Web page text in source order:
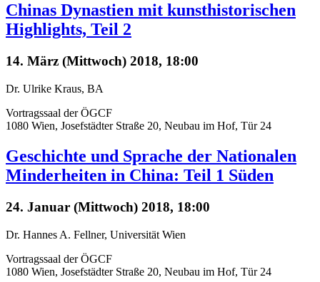
Chinas Dynastien mit kunsthistorischen
Highlights, Teil 2
14. März (Mittwoch) 2018, 18:00
Dr. Ulrike Kraus, BA
Vortragssaal der ÖGCF
1080 Wien, Josefstädter Straße 20, Neubau im Hof, Tür 24
Geschichte und Sprache der Nationalen
Minderheiten in China: Teil 1 Süden
24. Januar (Mittwoch) 2018, 18:00
Dr. Hannes A. Fellner, Universität Wien
Vortragssaal der ÖGCF
1080 Wien, Josefstädter Straße 20, Neubau im Hof, Tür 24